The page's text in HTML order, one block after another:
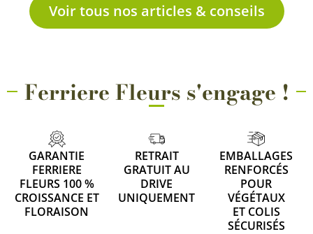
Voir tous nos articles & conseils
Ferriere Fleurs s'engage !
GARANTIE
FERRIERE
FLEURS 100 %
CROISSANCE ET
FLORAISON
RETRAIT
GRATUIT AU
DRIVE
UNIQUEMENT
EMBALLAGES
RENFORCÉS
POUR
VÉGÉTAUX
ET COLIS
SÉCURISÉS